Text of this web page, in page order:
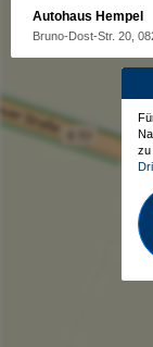
Autohaus Hempel
Bruno-Dost-Str. 20,
zu